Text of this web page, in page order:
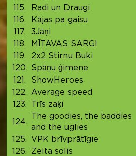
115. Radi un Draugi
116. Kājas pa gaisu
117. 3Jāņi
118. MĪTAVAS SARGI
119. 2x2 Stirnu Buki
120. Spāņu ģimene
121. ShowHeroes
122. Average speed
123. Trīs zaķi
124.
The goodies, the baddies
and the uglies
125. VPK brīvprātīgie
126. Zelta solis